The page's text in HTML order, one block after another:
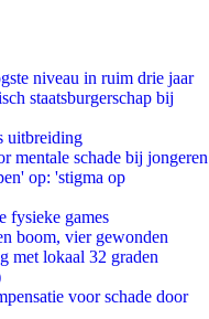
niveau in ruim drie jaar
staatsburgerschap bij
uitbreiding
mentale schade bij jongeren
op: 'stigma op
fysieke games
boom, vier gewonden
met lokaal 32 graden
voor schade door